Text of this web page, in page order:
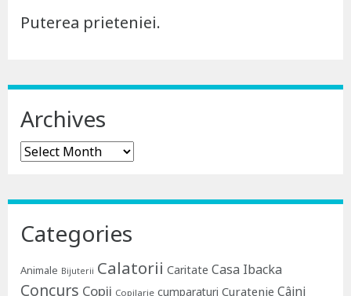
Puterea prieteniei.
Archives
Archives
Categories
Animale Bijuterii Calatorii Caritate Casa Ibacka
Concurs Copii Copilarie cumparaturi Curatenie Câini